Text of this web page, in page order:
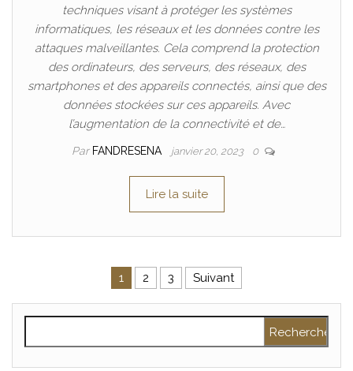
techniques visant à protéger les systèmes
informatiques, les réseaux et les données contre les
attaques malveillantes. Cela comprend la protection
des ordinateurs, des serveurs, des réseaux, des
smartphones et des appareils connectés, ainsi que des
données stockées sur ces appareils. Avec
l’augmentation de la connectivité et de…
Par FANDRESENA janvier 20, 2023 0
Lire la suite
Pagination des publications
1 2 3 Suivant